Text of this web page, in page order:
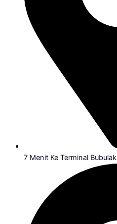
7 Menit Ke Terminal Bubulak